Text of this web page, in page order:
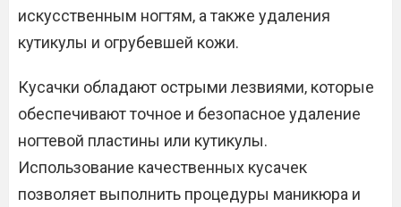
искусственным ногтям‚ а также удаления
кутикулы и огрубевшей кожи.​
Кусачки обладают острыми лезвиями‚ которые
обеспечивают точное и безопасное удаление
ногтевой пластины или кутикулы.​
Использование качественных кусачек
позволяет выполнить процедуры маникюра и